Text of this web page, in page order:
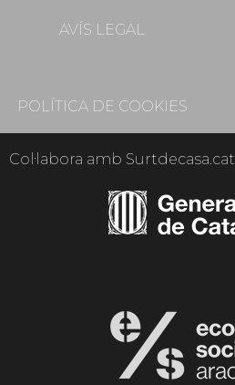
AVÍS LEGAL
POLÍTICA DE COOKIES
Col·labora amb Surtdecasa.cat